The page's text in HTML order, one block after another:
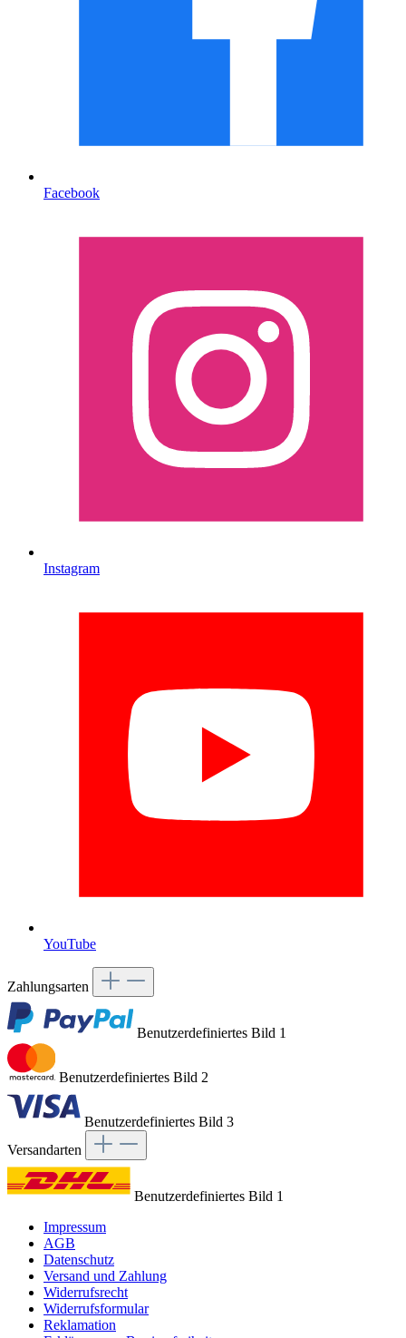
Facebook
Instagram
YouTube
Zahlungsarten
Benutzerdefiniertes Bild 1
Benutzerdefiniertes Bild 2
Benutzerdefiniertes Bild 3
Versandarten
Benutzerdefiniertes Bild 1
Impressum
AGB
Datenschutz
Versand und Zahlung
Widerrufsrecht
Widerrufsformular
Reklamation